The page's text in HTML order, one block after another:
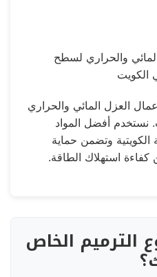
العزل المائي والحراري
نستخدم أفضل المواد
الكويتية وتضمن حماية
استهلاك الطاقة.
الترميم الخاص